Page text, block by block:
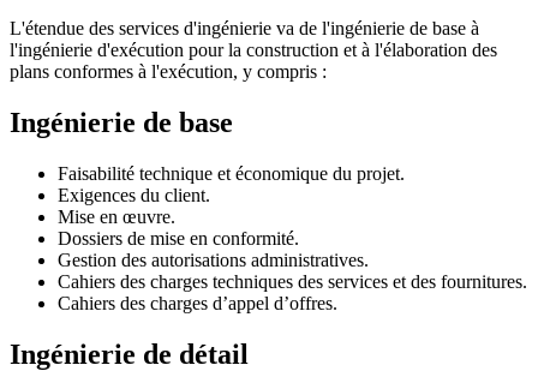
L'étendue des services d'ingénierie va de l'ingénierie de base à
l'ingénierie d'exécution pour la construction et à l'élaboration des
plans conformes à l'exécution, y compris :
Ingénierie de base
Faisabilité technique et économique du projet.
Exigences du client.
Mise en œuvre.
Dossiers de mise en conformité.
Gestion des autorisations administratives.
Cahiers des charges techniques des services et des fournitures.
Cahiers des charges d’appel d’offres.
Ingénierie de détail